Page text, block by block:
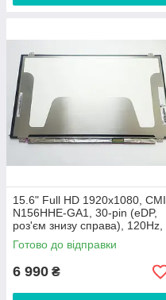
15.6" Full HD 1920х1080, CMI
N156HHE-GA1, 30-pin (eDP,
роз'єм знизу справа), 120Hz,
матова, slim (360mm)
Готово до відправки
6 990 ₴